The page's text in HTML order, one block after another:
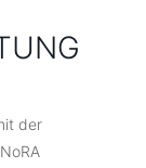
der